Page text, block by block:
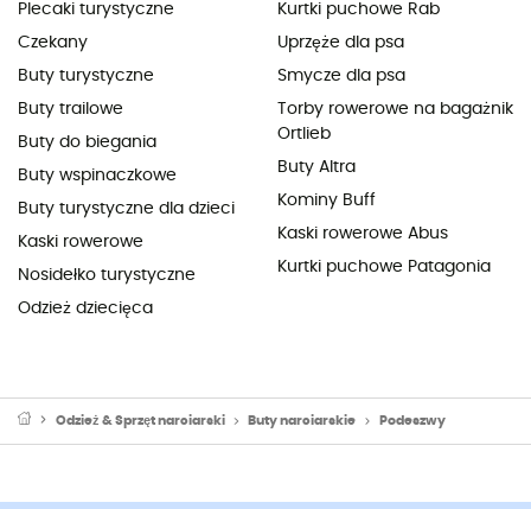
Plecaki turystyczne
Czekany
Buty turystyczne
Buty trailowe
Buty do biegania
Buty wspinaczkowe
Buty turystyczne dla dzieci
Kaski rowerowe
Nosidełko turystyczne
Odzież dziecięca
Kurtki puchowe Rab
Uprzęże dla psa
Smycze dla psa
Torby rowerowe na bagażnik
Ortlieb
Buty Altra
Kominy Buff
Kaski rowerowe Abus
Kurtki puchowe Patagonia
Odzież & Sprzęt narciarski Buty narciarskie Podeszwy